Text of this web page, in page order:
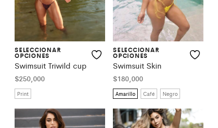
SELECCIONAR
OPCIONES
Swimsuit Triwild cup
$250,000
Print
SELECCIONAR
OPCIONES
Swimsuit Skin
$180,000
Amarillo Café Negro